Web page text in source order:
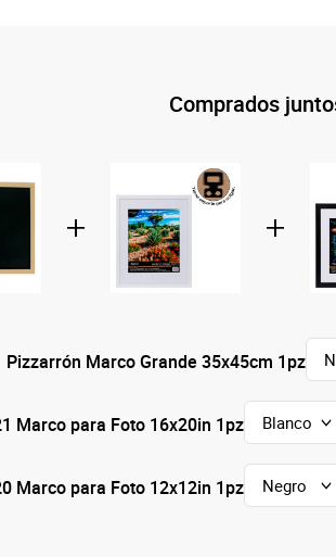
Comprados
Pizzarrón Marco Grande 35x45cm 1pz
Marco para Foto 16x20in 1pz
Marco para Foto 12x12in 1pz